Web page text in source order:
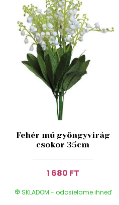
Fehér mű gyöngyvirág
csokor 35cm
1 680 FT
SKLADOM - odosielame ihneď